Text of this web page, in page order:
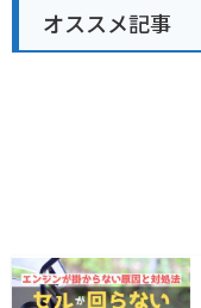
オススメ記事